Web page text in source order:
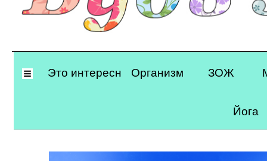
Navigation
Это интересно Организм ЗОЖ
Йога